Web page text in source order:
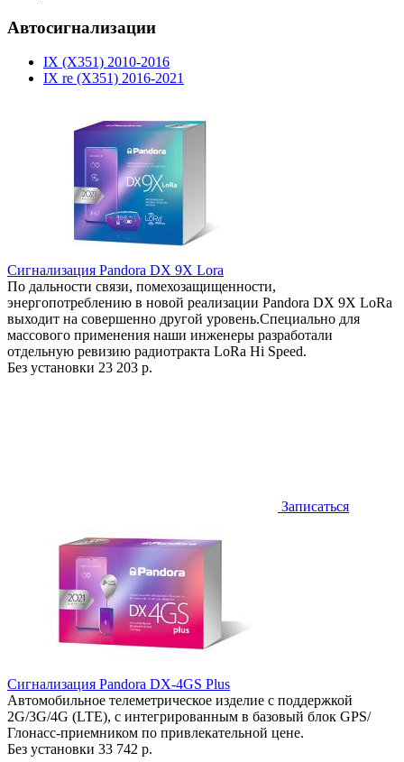
Автосигнализации
IX (X351) 2010-2016
IX re (X351) 2016-2021
Сигнализация Pandora DX 9X Lora
По дальности связи, помехозащищенности,
энергопотреблению в новой реализации Pandora DX 9X LoRa
выходит на совершенно другой уровень.Специально для
массового применения наши инженеры разработали
отдельную ревизию радиотракта LoRa Hi Speed.
Без установки 23 203 р.
Записаться
Сигнализация Pandora DX-4GS Plus
Автомобильное телеметрическое изделие с поддержкой
2G/3G/4G (LTE), с интегрированным в базовый блок GPS/
Глонасс-приемником по привлекательной цене.
Без установки 33 742 р.